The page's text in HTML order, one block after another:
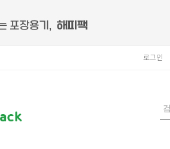
로그인